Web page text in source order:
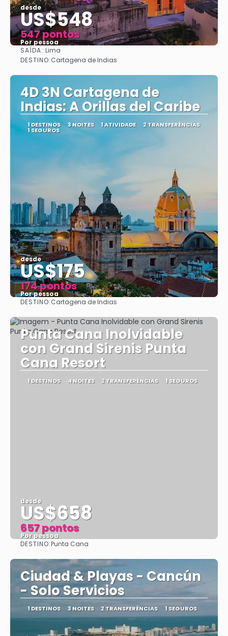
desde
US$548
547 pontos
Por pessoa
Vejo
SAÍDA::Lima
DESTINO:Cartagena de Indias
4D 3N Cartagena de
Indias: A Orillas del Caribe
1 DESTINOS 3 NOITES 1 ATIVIDADE 2 TRANSFERÊNCIAS
1 SEGUROS
desde
US$175
174 pontos
Por pessoa
Vejo
DESTINO:Cartagena de Indias
Punta Cana Inolvidable
con Grand Sirenis Punta
Cana Resort
1 DESTINOS 4 NOITES 2 TRANSFERÊNCIAS 1 SEGUROS
desde
US$658
657 pontos
Por pessoa
DESTINO:Punta Cana
Ciudad & Playas - Cancún
- Solo Servicios
1 DESTINOS 3 NOITES 2 TRANSFERÊNCIAS 1 SEGUROS